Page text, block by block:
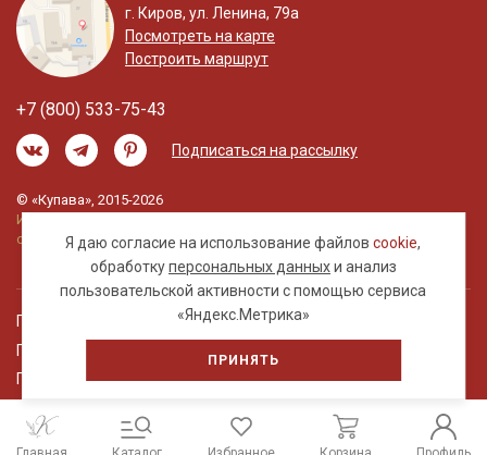
Я даю согласие на использование файловcookie,
обработкуперсональных данныхи анализ
пользовательской активности с помощью сервиса
«Яндекс.Метрика»
ПРИНЯТЬ
г. Киров, ул. Ленина, 79а
Посмотреть на карте
Построить маршрут
+7 (800) 533-75-43
Подписаться на рассылку
© «Купава», 2015-2026
Информация на сайте не является публичной
офертой.
Правовая информация
Политика обработки персональных данных
Пользовательское соглашение